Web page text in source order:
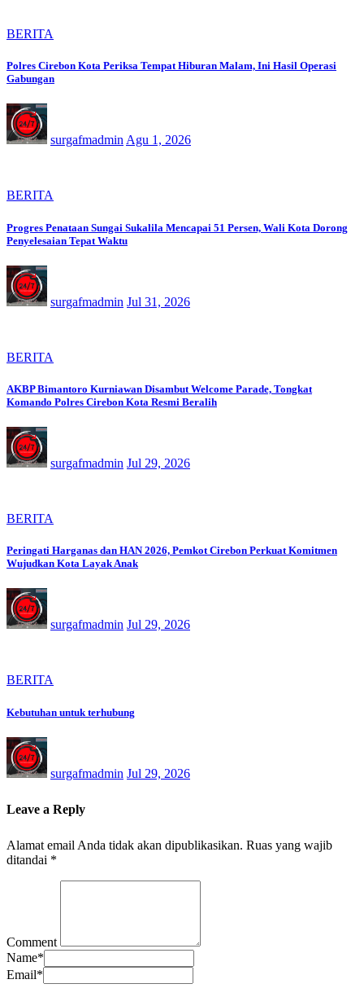
BERITA
Polres Cirebon Kota Periksa Tempat Hiburan Malam, Ini Hasil Operasi
Gabungan
surgafmadmin Agu 1, 2026
BERITA
Progres Penataan Sungai Sukalila Mencapai 51 Persen, Wali Kota Dorong
Penyelesaian Tepat Waktu
surgafmadmin Jul 31, 2026
BERITA
AKBP Bimantoro Kurniawan Disambut Welcome Parade, Tongkat
Komando Polres Cirebon Kota Resmi Beralih
surgafmadmin Jul 29, 2026
BERITA
Peringati Harganas dan HAN 2026, Pemkot Cirebon Perkuat Komitmen
Wujudkan Kota Layak Anak
surgafmadmin Jul 29, 2026
BERITA
Kebutuhan untuk terhubung
surgafmadmin Jul 29, 2026
Leave a Reply
Alamat email Anda tidak akan dipublikasikan. Ruas yang wajib
ditandai *
Comment
Name*
Email*